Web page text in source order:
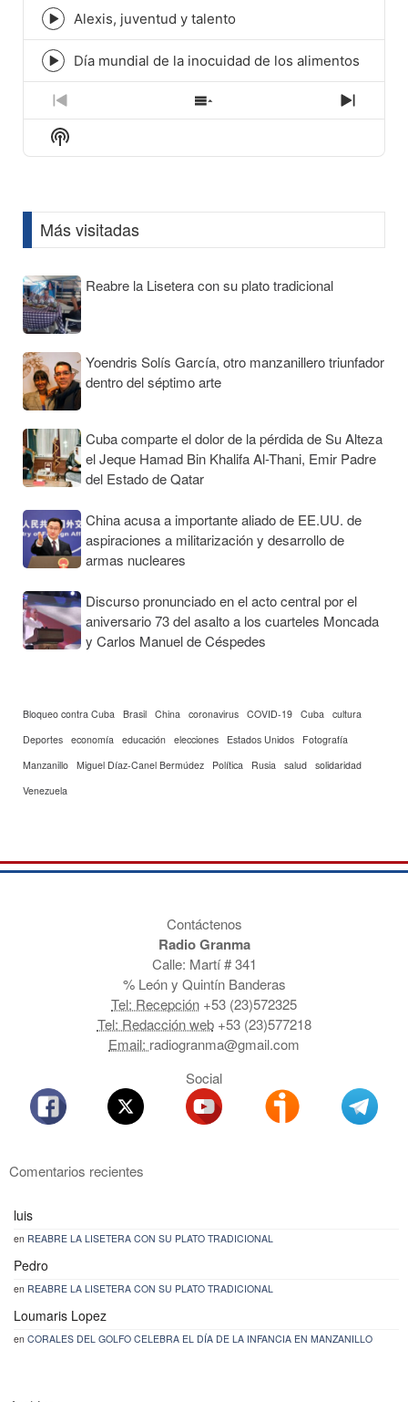
icon
Episode
play
icon
Alexis, juventud y talento
Episode
play
icon
Día mundial de la inocuidad de los alimentos
Previous
Episode
Show
Episodes
Next
Show
Podcast
Más visitadas
Reabre la Lisetera con su plato tradicional
Yoendris Solís García, otro manzanillero triunfador
dentro del séptimo arte
Cuba comparte el dolor de la pérdida de Su Alteza
el Jeque Hamad Bin Khalifa Al-Thani, Emir Padre
del Estado de Qatar
China acusa a importante aliado de EE.UU. de
aspiraciones a militarización y desarrollo de
armas nucleares
Discurso pronunciado en el acto central por el
aniversario 73 del asalto a los cuarteles Moncada
y Carlos Manuel de Céspedes
Bloqueo contra Cuba Brasil China coronavirus COVID-19 Cuba
cultura
Deportes economía educación elecciones Estados Unidos
Fotografía
Manzanillo Miguel Díaz-Canel Bermúdez Política Rusia salud solidaridad
Venezuela
Contáctenos
Radio Granma
Calle: Martí # 341
% León y Quintín Banderas
Tel: Recepción +53 (23)572325
Tel: Redacción web+53 (23)577218
Email: radiogranma@gmail.com
Social
Comentarios recientes
luis
en REABRE LA LISETERA CON SU PLATO TRADICIONAL
Pedro
en REABRE LA LISETERA CON SU PLATO TRADICIONAL
Loumaris Lopez
en CORALES DEL GOLFO CELEBRA EL DÍA DE LA INFANCIA EN MANZANILLO